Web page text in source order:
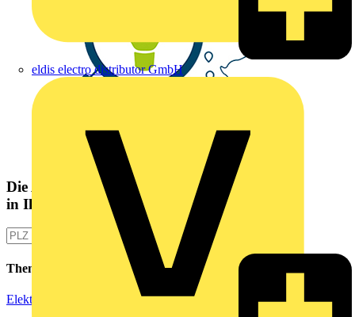
eldis electro distributor GmbH
Die Altlampen Sammelstelle
in Ihrer Nähe
Themen
Elektroinstallation